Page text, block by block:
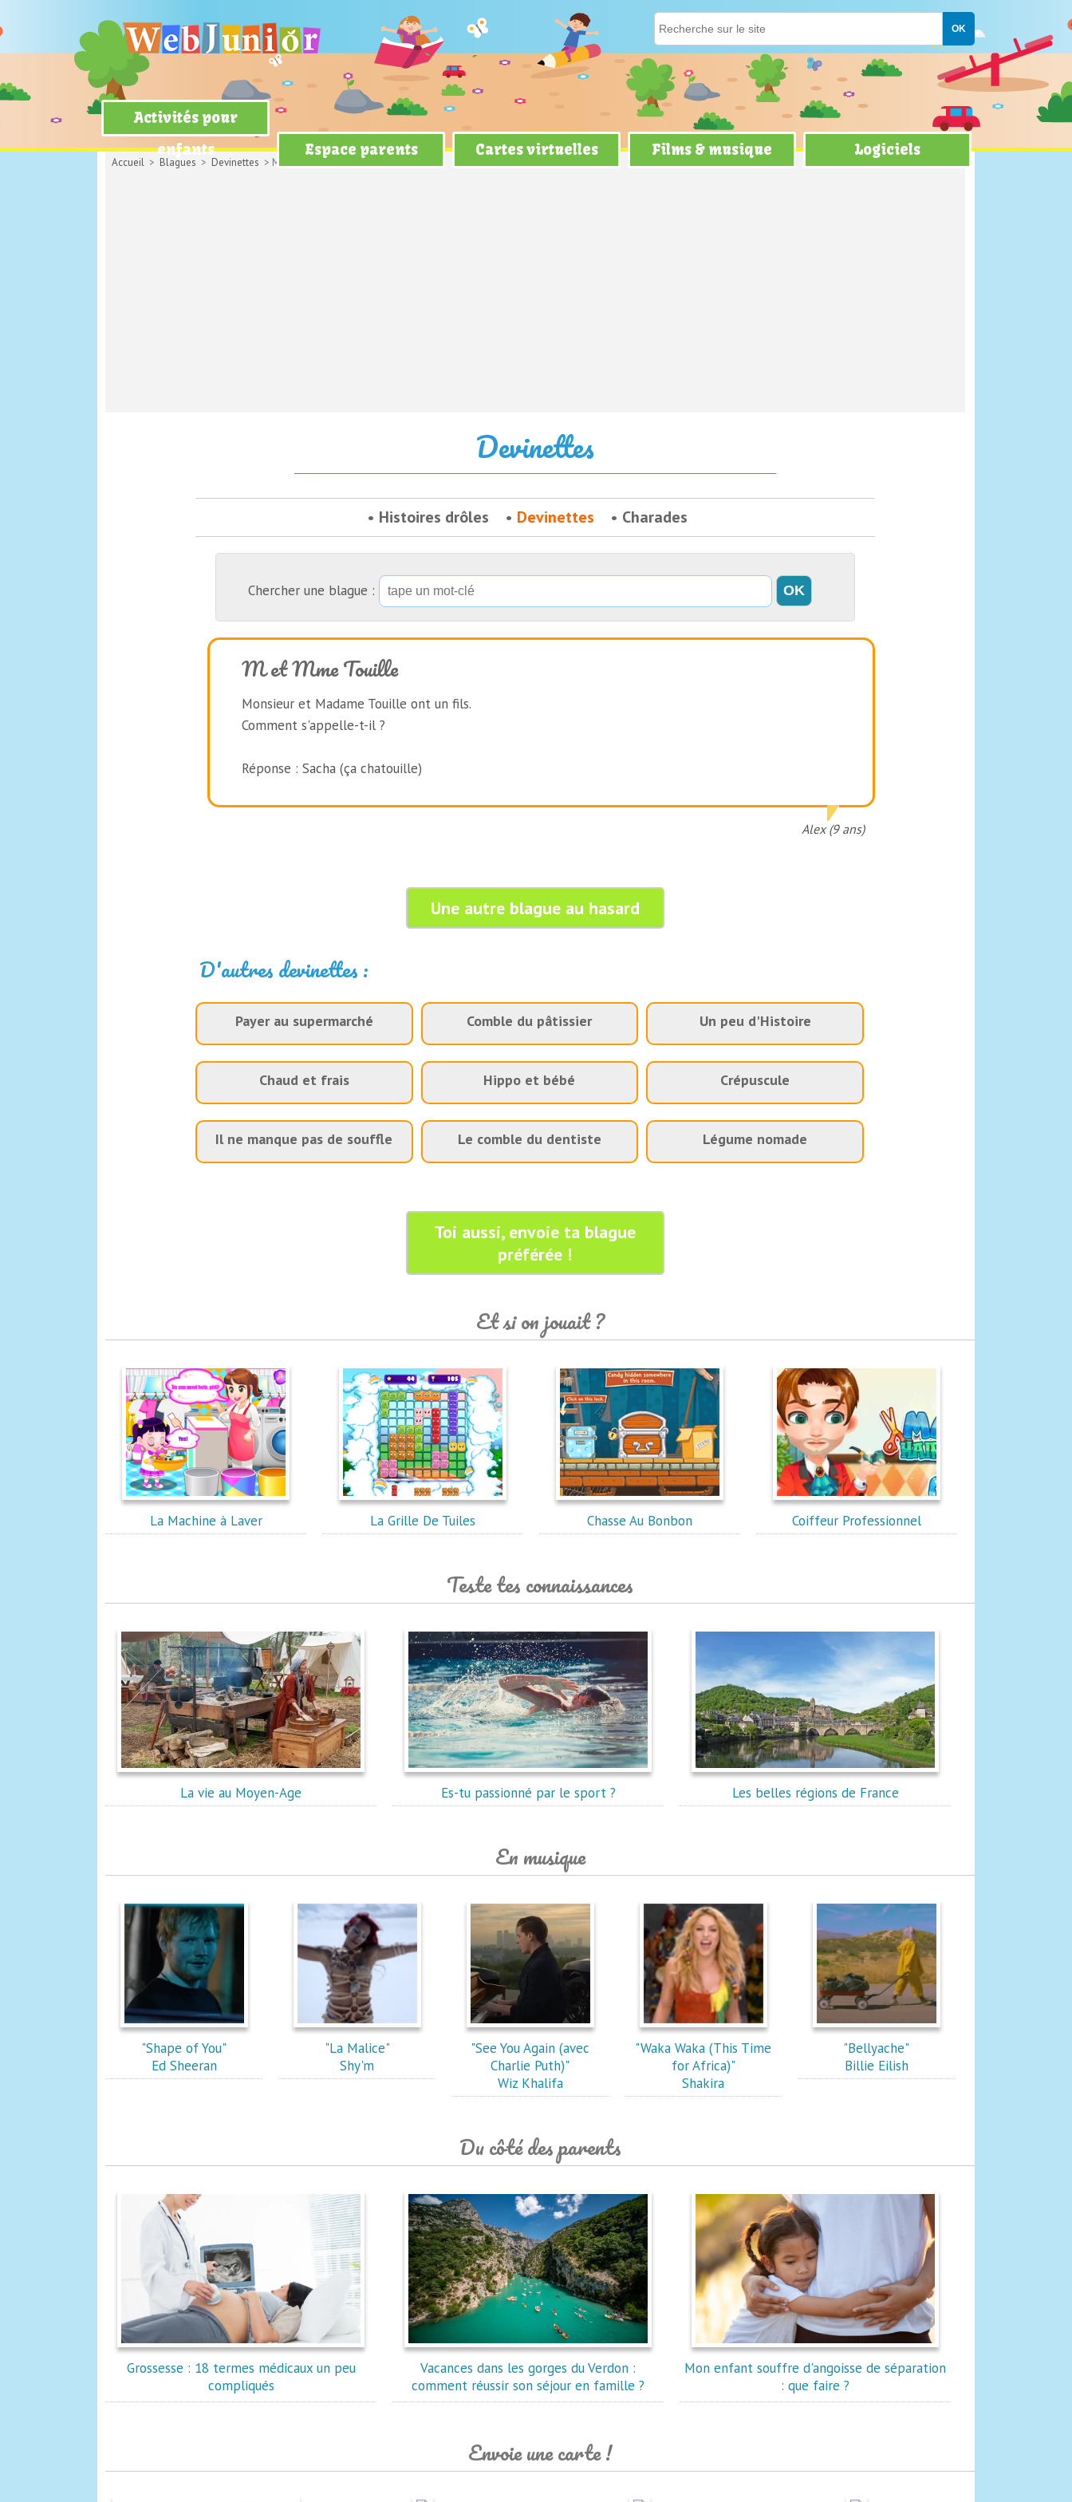
Activités pour
enfants
Espace parents Cartes virtuelles Films & musique Logiciels
Accueil > Blagues > Devinettes > M et Mme Touille
Devinettes
Histoires drôles Devinettes Charades
Chercher une blague :
M et Mme Touille
Monsieur et Madame Touille ont un fils.
Comment s'appelle-t-il ?
Réponse : Sacha (ça chatouille)
Alex (9 ans)
Une autre blague au hasard
D'autres devinettes :
Payer au supermarché Comble du pâtissier Un peu d'Histoire
Chaud et frais Hippo et bébé Crépuscule
Il ne manque pas de souffle Le comble du dentiste Légume nomade
Toi aussi, envoie ta blague
préférée !
Et si on jouait ?
La Machine à Laver La Grille De Tuiles Chasse Au Bonbon Coiffeur Professionnel
Teste tes connaissances
La vie au Moyen-Age Es-tu passionné par le sport ? Les belles régions de France
En musique
"Shape of You"
Ed Sheeran
"La Malice"
Shy'm
"See You Again (avec
Charlie Puth)"
Wiz Khalifa
"Waka Waka (This Time
for Africa)"
Shakira
"Bellyache"
Billie Eilish
Du côté des parents
Grossesse : 18 termes médicaux un peu
compliqués
Vacances dans les gorges du Verdon :
comment réussir son séjour en famille ?
Mon enfant souffre d'angoisse de séparation
: que faire ?
Envoie une carte !